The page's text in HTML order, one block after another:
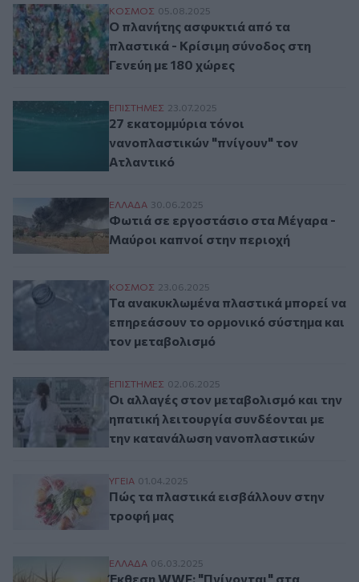
Ο πλανήτης ασφυκτιά από τα πλαστικά -
ΚΟΣΜΟΣ 05.08.2025
Ο πλανήτης ασφυκτιά από τα
πλαστικά - Κρίσιμη σύνοδος στη
Γενεύη με 180 χώρες
27 εκατομμύρια τόνοι νανοπλαστικών
ΕΠΙΣΤΗΜΕΣ 23.07.2025
27 εκατομμύρια τόνοι
νανοπλαστικών "πνίγουν" τον
Ατλαντικό
Φωτιά σε εργοστάσιο στα Μέγαρα -
ΕΛΛAΔΑ 30.06.2025
Φωτιά σε εργοστάσιο στα Μέγαρα -
Μαύροι καπνοί στην περιοχή
Τα ανακυκλωμένα πλαστικά μπορεί να
ΚΟΣΜΟΣ 23.06.2025
Τα ανακυκλωμένα πλαστικά μπορεί να
επηρεάσουν το ορμονικό σύστημα και
τον μεταβολισμό
Οι αλλαγές στον μεταβολισμό και την
ΕΠΙΣΤΗΜΕΣ 02.06.2025
Οι αλλαγές στον μεταβολισμό και την
ηπατική λειτουργία συνδέονται με
την κατανάλωση νανοπλαστικών
Πώς τα πλαστικά εισβάλλουν στην τροφή
ΥΓΕΙΑ 01.04.2025
Πώς τα πλαστικά εισβάλλουν στην
τροφή μας
Έκθεση WWF: "Πνίγονται" στα πλαστικά
ΕΛΛAΔΑ 06.03.2025
Έκθεση WWF: "Πνίγονται" στα